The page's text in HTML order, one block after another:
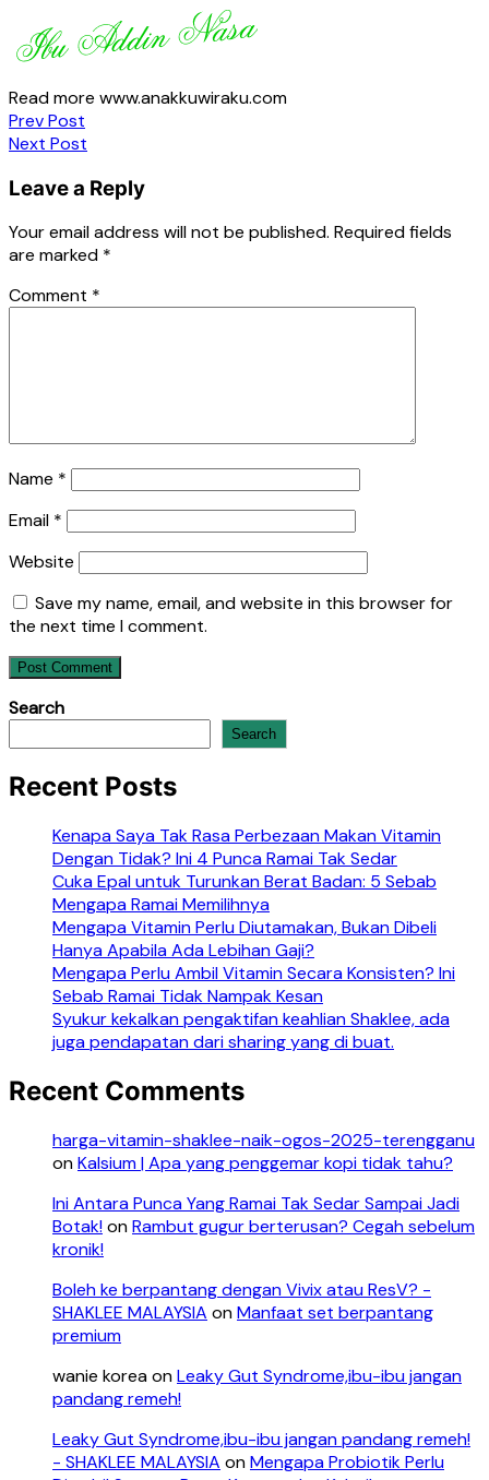
Read more www.anakkuwiraku.com
Post
navigation
Prev Post
Next Post
Leave a Reply
Your email address will not be published. Required fields
are marked *
Comment *
Name *
Email *
Website
Save my name, email, and website in this browser for
the next time I comment.
Search
Search
Recent Posts
Kenapa Saya Tak Rasa Perbezaan Makan Vitamin
Dengan Tidak? Ini 4 Punca Ramai Tak Sedar
Cuka Epal untuk Turunkan Berat Badan: 5 Sebab
Mengapa Ramai Memilihnya
Mengapa Vitamin Perlu Diutamakan, Bukan Dibeli
Hanya Apabila Ada Lebihan Gaji?
Mengapa Perlu Ambil Vitamin Secara Konsisten? Ini
Sebab Ramai Tidak Nampak Kesan
Syukur kekalkan pengaktifan keahlian Shaklee, ada
juga pendapatan dari sharing yang di buat.
Recent Comments
harga-vitamin-shaklee-naik-ogos-2025-terengganu
onKalsium | Apa yang penggemar kopi tidak tahu?
Ini Antara Punca Yang Ramai Tak Sedar Sampai Jadi
Botak!onRambut gugur berterusan? Cegah sebelum
kronik!
Boleh ke berpantang dengan Vivix atau ResV? -
SHAKLEE MALAYSIA onManfaat set berpantang
premium
wanie koreaonLeaky Gut Syndrome,ibu-ibu jangan
pandang remeh!
Leaky Gut Syndrome,ibu-ibu jangan pandang remeh!
- SHAKLEE MALAYSIA onMengapa Probiotik Perlu